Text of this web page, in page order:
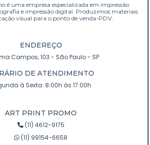
é uma empresa especializada em impressão
e impressão digital. Produzimos materiais
visual para o ponto de venda-PDV.
ENDEREÇO
Campos, 103 - São Paulo - SP
DE ATENDIMENTO
à Sexta: 8:00h às 17:00h
ART PRINT PROMO
(11) 4612-9175
(11) 99154-6658